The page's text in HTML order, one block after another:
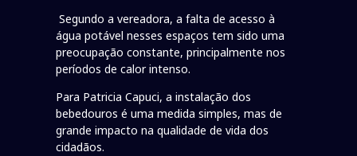
Segundo a vereadora, a falta de acesso à
água potável nesses espaços tem sido uma
preocupação constante, principalmente nos
períodos de calor intenso.
Para Patricia Capuci, a instalação dos
bebedouros é uma medida simples, mas de
grande impacto na qualidade de vida dos
cidadãos.